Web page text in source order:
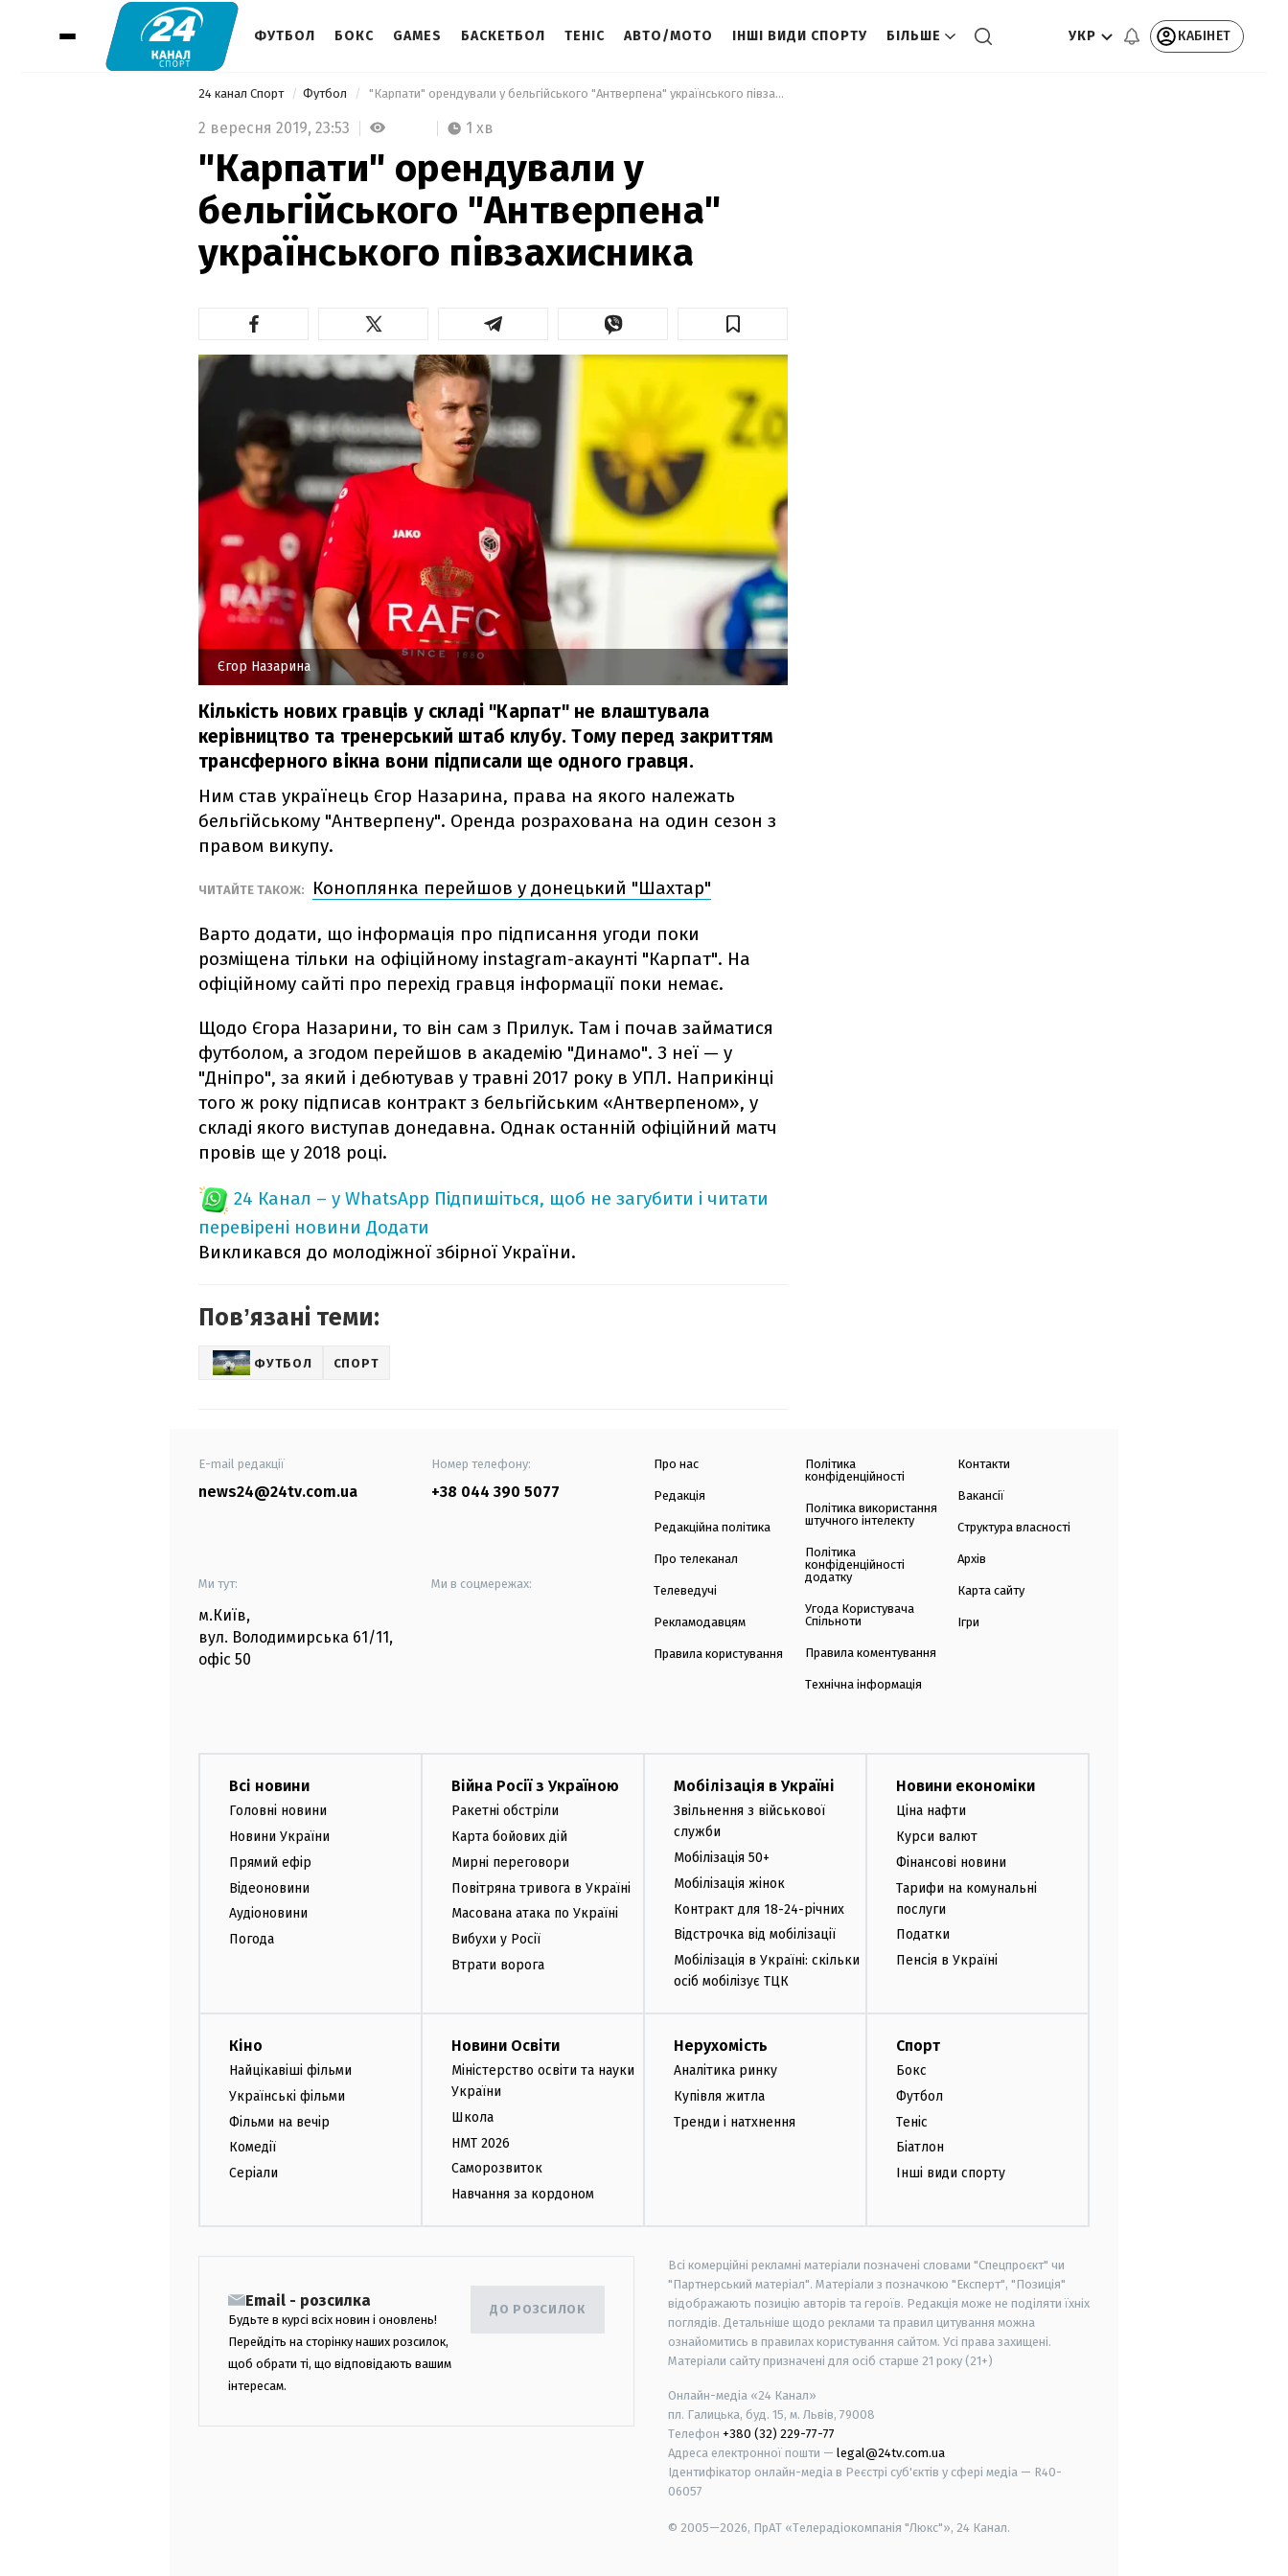
ФУТБОЛ БОКС GAMES БАСКЕТБОЛ ТЕНІС АВТО/МОТО ІНШІ ВИДИ СПОРТУ БІЛЬШЕ УКР КАБІНЕТ
24 канал Спорт Футбол "Карпати" орендували у бельгійського "Антверпена" українського півзахисника
2 вересня 2019, 23:53 1 хв
"Карпати" орендували у
бельгійського "Антверпена"
українського півзахисника
Єгор Назарина
Кількість нових гравців у складі "Карпат" не влаштувала
керівництво та тренерський штаб клубу. Тому перед закриттям
трансферного вікна вони підписали ще одного гравця.
Ним став українець Єгор Назарина, права на якого належать
бельгійському "Антверпену". Оренда розрахована на один сезон з
правом викупу.
ЧИТАЙТЕ ТАКОЖ: Коноплянка перейшов у донецький "Шахтар"
Варто додати, що інформація про підписання угоди поки
розміщена тільки на офіційному instagram-акаунті "Карпат". На
офіційному сайті про перехід гравця інформації поки немає.
Щодо Єгора Назарини, то він сам з Прилук. Там і почав займатися
футболом, а згодом перейшов в академію "Динамо". З неї — у
"Дніпро", за який і дебютував у травні 2017 року в УПЛ. Наприкінці
того ж року підписав контракт з бельгійським «Антверпеном», у
складі якого виступав донедавна. Однак останній офіційний матч
провів ще у 2018 році.
24 Канал – у WhatsApp Підпишіться, щоб не загубити і читати
перевірені новини Додати
Викликався до молодіжної збірної України.
Повʼязані теми:
ФУТБОЛ СПОРТ
E-mail редакції
news24@24tv.com.ua
Номер телефону:
+38 044 390 5077
Ми тут:
м.Київ,
вул. Володимирська 61/11,
офіс 50
Ми в соцмережах:
Про нас
Редакція
Редакційна політика
Про телеканал
Телеведучі
Рекламодавцям
Правила користування
Політика
конфіденційності
Політика використання
штучного інтелекту
Політика
конфіденційності
додатку
Угода Користувача
Спільноти
Правила коментування
Технічна інформація
Контакти
Вакансії
Структура власності
Архів
Карта сайту
Ігри
Всі новини
Головні новини
Новини України
Прямий ефір
Відеоновини
Аудіоновини
Погода
Війна Росії з Україною
Ракетні обстріли
Карта бойових дій
Мирні переговори
Повітряна тривога в Україні
Масована атака по Україні
Вибухи у Росії
Втрати ворога
Мобілізація в Україні
Звільнення з військової
служби
Мобілізація 50+
Мобілізація жінок
Контракт для 18-24-річних
Відстрочка від мобілізації
Мобілізація в Україні: скільки
осіб мобілізує ТЦК
Новини економіки
Ціна нафти
Курси валют
Фінансові новини
Тарифи на комунальні
послуги
Податки
Пенсія в Україні
Кіно
Найцікавіші фільми
Українські фільми
Фільми на вечір
Комедії
Серіали
Новини Освіти
Міністерство освіти та науки
України
Школа
НМТ 2026
Саморозвиток
Навчання за кордоном
Нерухомість
Аналітика ринку
Купівля житла
Тренди і натхнення
Спорт
Бокс
Футбол
Теніс
Біатлон
Інші види спорту
Email - розсилка
Будьте в курсі всіх новин і оновлень!
Перейдіть на сторінку наших розсилок,
щоб обрати ті, що відповідають вашим
інтересам.
ДО РОЗСИЛОК
Всі комерційні рекламні матеріали позначені словами "Спецпроєкт" чи
"Партнерський матеріал". Матеріали з позначкою "Експерт", "Позиція"
відображають позицію авторів та героїв. Редакція може не поділяти їхніх
поглядів. Детальніше щодо реклами та правил цитування можна
ознайомитись в правилах користування сайтом. Усі права захищені.
Матеріали сайту призначені для осіб старше 21 року (21+)
Онлайн-медіа «24 Канал»
пл. Галицька, буд. 15, м. Львів, 79008
Телефон +380 (32) 229-77-77
Адреса електронної пошти — legal@24tv.com.ua
Ідентифікатор онлайн-медіа в Реєстрі суб'єктів у сфері медіа — R40-
06057
© 2005—2026, ПрАТ «Телерадіокомпанія "Люкс"», 24 Канал.